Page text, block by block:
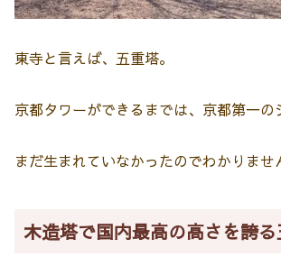
東寺と言えば、五重塔。
京都タワーができるまでは、京都第一の
まだ生まれていなかったのでわかりませ
木造塔で国内最高の高さを誇